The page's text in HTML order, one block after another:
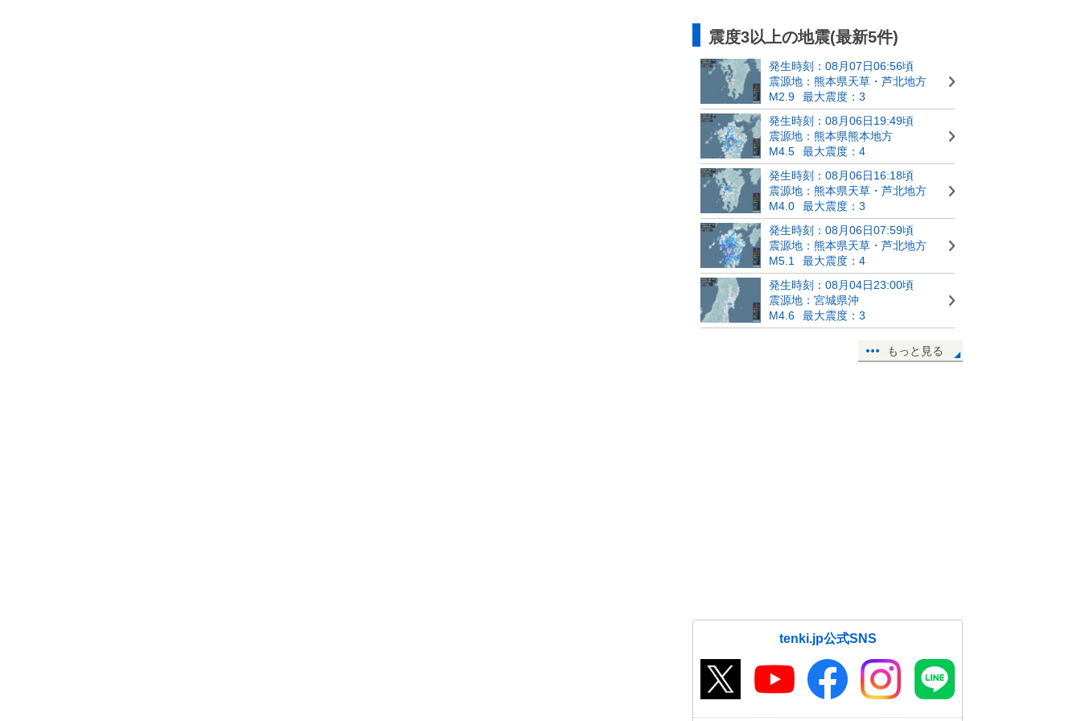
震度3以上の地震(最新5件)
発生時刻：08月07日06:56頃
震源地：熊本県天草・芦北地方
M2.9
最大震度：3
発生時刻：08月06日19:49頃
震源地：熊本県熊本地方
M4.5
最大震度：4
発生時刻：08月06日16:18頃
震源地：熊本県天草・芦北地方
M4.0
最大震度：3
発生時刻：08月06日07:59頃
震源地：熊本県天草・芦北地方
M5.1
最大震度：4
発生時刻：08月04日23:00頃
震源地：宮城県沖
M4.6
最大震度：3
もっと見る
tenki.jp公式SNS